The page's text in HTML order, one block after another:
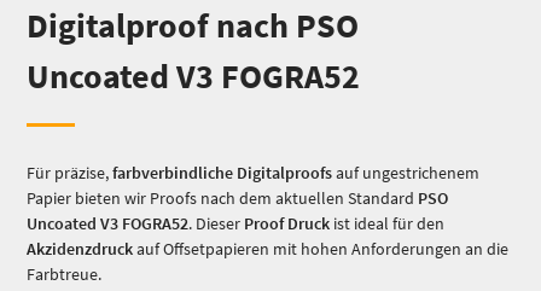
Digitalproof nach PSO
Uncoated V3 FOGRA52
Für präzise,farbverbindliche Digitalproofsauf ungestrichenem
Papier bieten wir Proofs nach dem aktuellen Standard PSO
Uncoated V3 FOGRA52. Dieser Proof Druck ist ideal für den
Akzidenzdruckauf Offsetpapieren mit hohen Anforderungen an die
Farbtreue.